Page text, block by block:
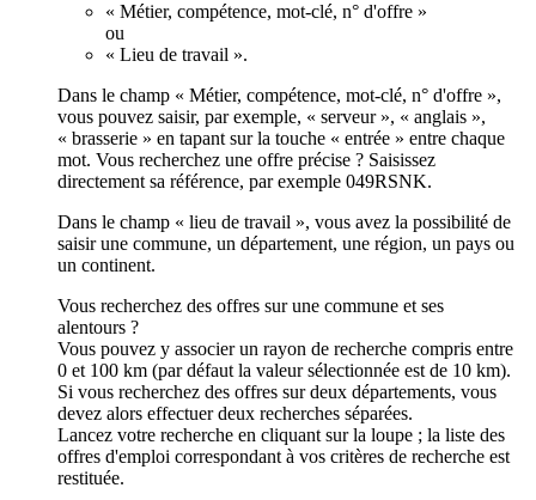
« Métier, compétence, mot-clé, n° d'offre »
ou
« Lieu de travail ».
Dans le champ « Métier, compétence, mot-clé, n° d'offre »,
vous pouvez saisir, par exemple, « serveur », « anglais »,
« brasserie » en tapant sur la touche « entrée » entre chaque
mot. Vous recherchez une offre précise ? Saisissez
directement sa référence, par exemple 049RSNK.
Dans le champ « lieu de travail », vous avez la possibilité de
saisir une commune, un département, une région, un pays ou
un continent.
Vous recherchez des offres sur une commune et ses
alentours ?
Vous pouvez y associer un rayon de recherche compris entre
0 et 100 km (par défaut la valeur sélectionnée est de 10 km).
Si vous recherchez des offres sur deux départements, vous
devez alors effectuer deux recherches séparées.
Lancez votre recherche en cliquant sur la loupe ; la liste des
offres d'emploi correspondant à vos critères de recherche est
restituée.